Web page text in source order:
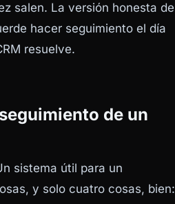
salen. La versión honesta de
hacer seguimiento el día
resuelve.
de un
sistema útil para un
y solo cuatro cosas, bien: